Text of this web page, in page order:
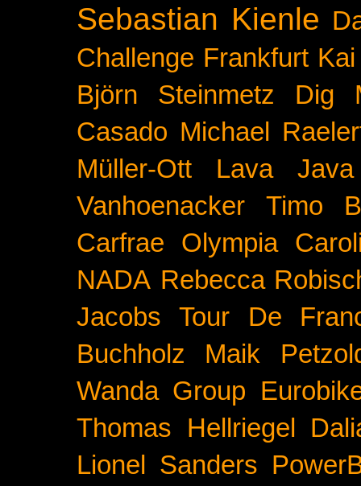
Sebastian Kienle
Challenge Frankfurt
Björn Steinmetz
Dig
Casado Michael
Müller-Ott
Lava Java
Vanhoenacker
Timo
Carfrae
Olympia
NADA Rebecca
Jacobs
Tour De
Buchholz
Maik
Wanda Group
Thomas Hellriegel
Lionel Sanders